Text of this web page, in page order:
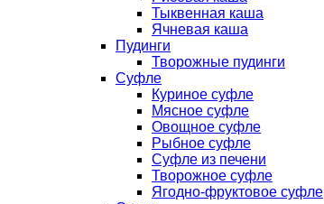
Тыквенная каша
Ячневая каша
Пудинги
Творожные пудинги
Суфле
Куриное суфле
Мясное суфле
Овощное суфле
Рыбное суфле
Суфле из печени
Творожное суфле
Ягодно-фруктовое суфле